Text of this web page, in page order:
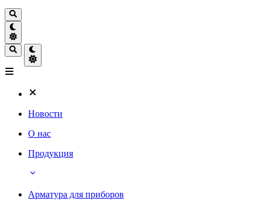
Новости
О нас
Продукция
Арматура для приборов